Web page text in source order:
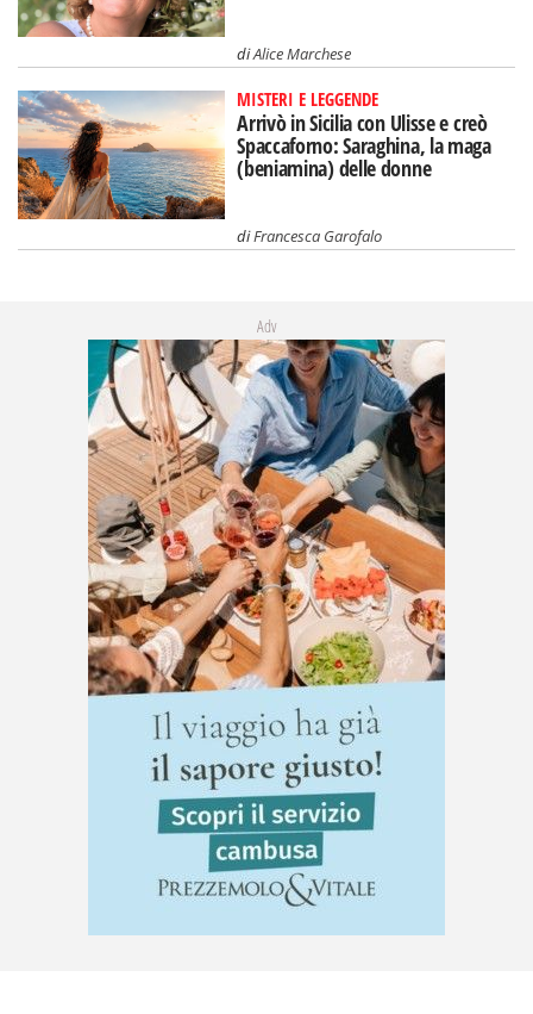
diAlice Marchese
MISTERI E LEGGENDE
Arrivò in Sicilia con Ulisse e creò
Spaccaforno: Saraghina, la maga
(beniamina) delle donne
diFrancesca Garofalo
Adv